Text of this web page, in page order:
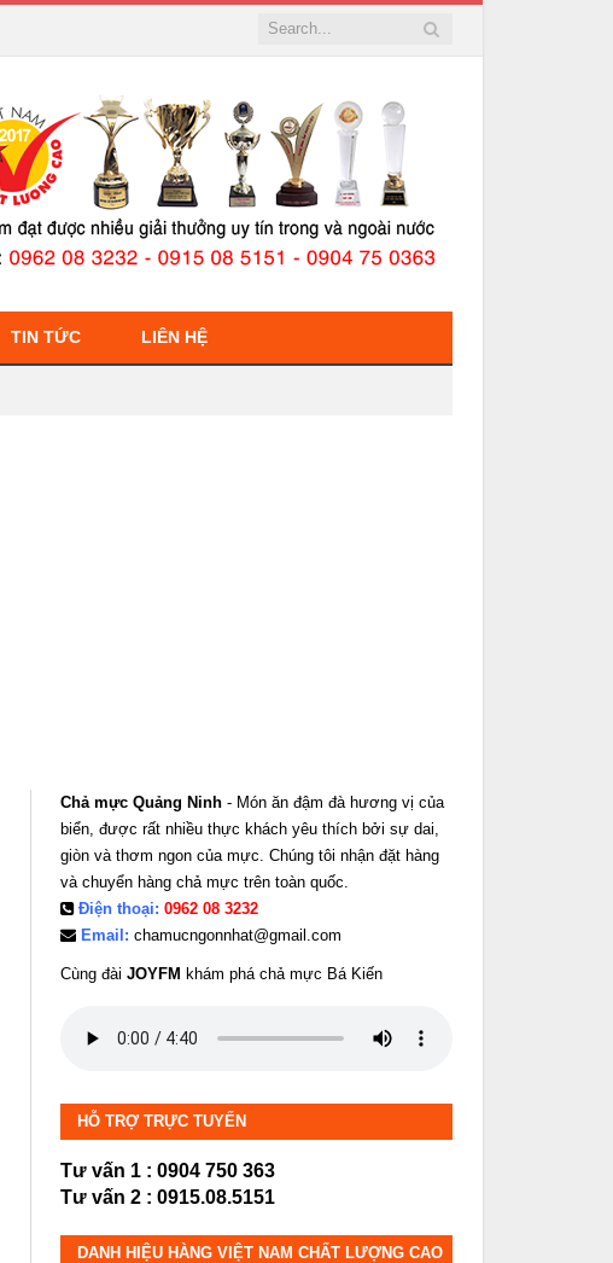
TIN TỨC LIÊN HỆ
Chả mực Quảng Ninh - Món ăn đậm đà hương vị của
biển, được rất nhiều thực khách yêu thích bởi sự dai,
giòn và thơm ngon của mực. Chúng tôi nhận đặt hàng
và chuyển hàng chả mực trên toàn quốc.
Điện thoại: 0962 08 3232
Email: chamucngonnhat@gmail.com
Cùng đài JOYFM khám phá chả mực Bá Kiến
HỖ TRỢ TRỰC TUYẾN
Tư vấn 1 : 0904 750 363
Tư vấn 2 : 0915.08.5151
DANH HIỆU HÀNG VIỆT NAM CHẤT LƯỢNG CAO